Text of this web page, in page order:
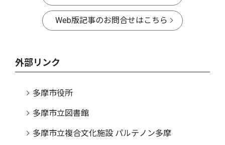
Web版記事のお問合せはこちら
外部リンク
多摩市役所
多摩市立図書館
多摩市立複合文化施設 パルテノン多摩